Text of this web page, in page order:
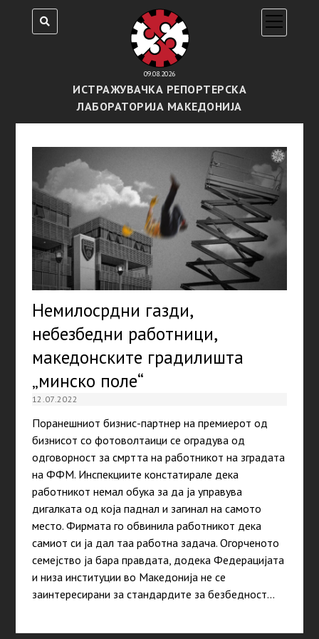
09.08.2026
ИСТРАЖУВАЧКА РЕПОРТЕРСКА
ЛАБОРАТОРИЈА МАКЕДОНИЈА
open
menu
Немилосрдни газди,
небезбедни работници,
македонските градилишта
„минско поле“
12.07.2022
Поранешниот бизнис-партнер на премиерот од
бизнисот со фотоволтаици се оградува од
одговорност за смртта на работникот на зградата
на ФФМ. Инспекциите констатирале дека
работникот немал обука за да ја управува
дигалката од која паднал и загинал на самото
место. Фирмата го обвинила работникот дека
самиот си ја дал таа работна задача. Огорченото
семејство ја бара правдата, додека Федерацијата
и низа институции во Македонија не се
заинтересирани за стандардите за безбедност…